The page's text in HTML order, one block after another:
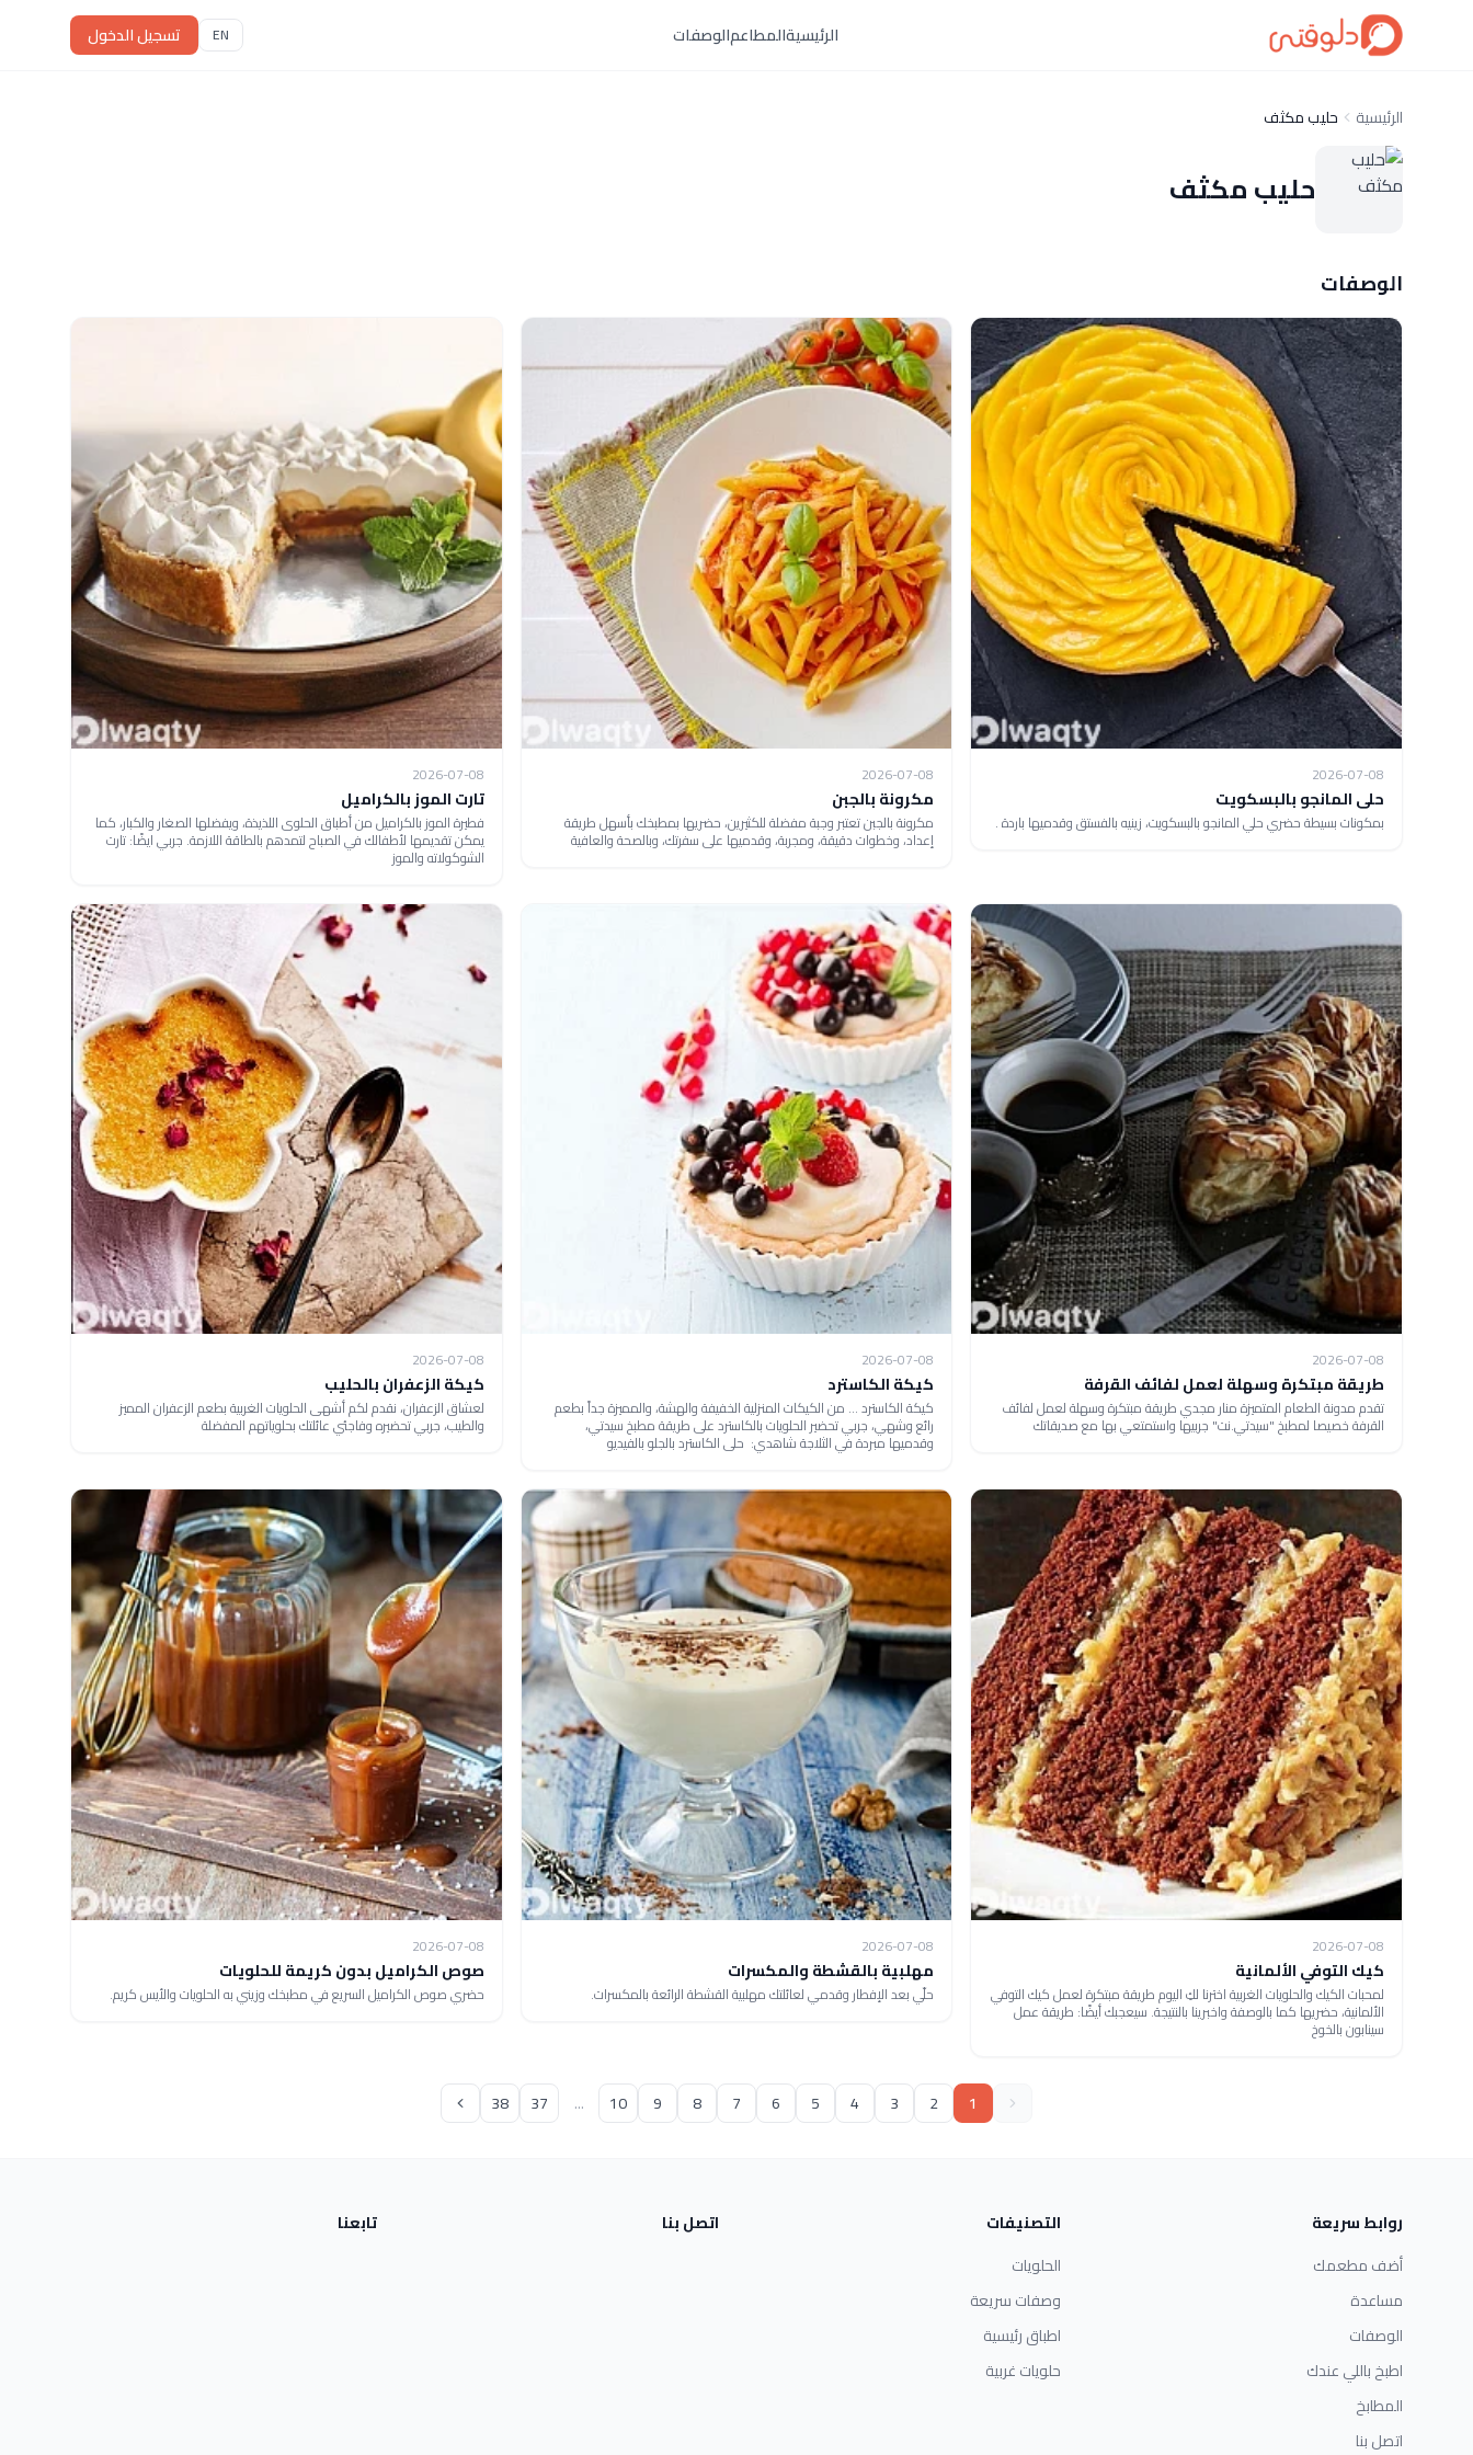
الرئيسيةالمطاعمالوصفات EN تسجيل الدخول
الرئيسية حليب مكثف
حليب مكثف
الوصفات
2026-07-08
حلى المانجو بالبسكويت
بمكونات بسيطة حضري حلي المانجو بالبسكويت، زينيه بالفستق وقدميها باردة .
2026-07-08
مكرونة بالجبن
مكرونة بالجبن تعتبر وجبة مفضلة للكثيرين، حضريها بمطبخك بأسهل طريقة
إعداد، وخطوات دقيقة، ومجربة، وقدميها على سفرتك، وبالصحة والعافية
2026-07-08
تارت الموز بالكراميل
فطيرة الموز بالكراميل من أطباق الحلوى اللذيذة، ويفضلها الصغار والكبار، كما
يمكن تقديمها لأطفالك في الصباح لتمدهم بالطاقة اللازمة. جربي ايضًا: تارت
الشوكولاته والموز
2026-07-08
طريقة مبتكرة وسهلة لعمل لفائف القرفة
تقدم مدونة الطعام المتميزة منار مجدي طريقة مبتكرة وسهلة لعمل لفائف
القرفة خصيصا لمطبخ "سيدتي.نت" جربيها واستمتعي بها مع صديقاتك
2026-07-08
كيكة الكاسترد
كيكة الكاسترد ... من الكيكات المنزلية الخفيفة والهشة، والمميزة جداً بطعم
رائع وشهي، جربي تحضير الحلويات بالكاسترد على طريقة مطبخ سيدتي،
وقدميها مبردة في الثلاجة شاهدي: حلى الكاسترد بالجلو بالفيديو
2026-07-08
كيكة الزعفران بالحليب
لعشاق الزعفران، نقدم لكم أشهى الحلويات الغربية بطعم الزعفران المميز
والطيب، جربي تحضيره وفاجئي عائلتك بحلوياتهم المفضلة
2026-07-08
كيك التوفي الألمانية
لمحبات الكيك والحلويات الغربية اخترنا لكِ اليوم طريقة مبتكرة لعمل كيك التوفي
الألمانية، حضريها كما بالوصفة واخبرينا بالنتيجة. سيعجبك أيضًا: طريقة عمل
سينابون بالخوخ
2026-07-08
مهلبية بالقشطة والمكسرات
حلّي بعد الإفطار وقدمي لعائلتك مهلبية القشطة الرائعة بالمكسرات.
2026-07-08
صوص الكراميل بدون كريمة للحلويات
حضري صوص الكراميل السريع في مطبخك وزيني به الحلويات والأيس كريم.
1
2
3
4
5
6
7
8
9
10
...
37
38
روابط سريعة
أضف مطعمك
مساعدة
الوصفات
اطبخ باللي عندك
المطابخ
اتصل بنا
التصنيفات
الحلويات
وصفات سريعة
اطباق رئيسية
حلويات غربية
اتصل بنا تابعنا